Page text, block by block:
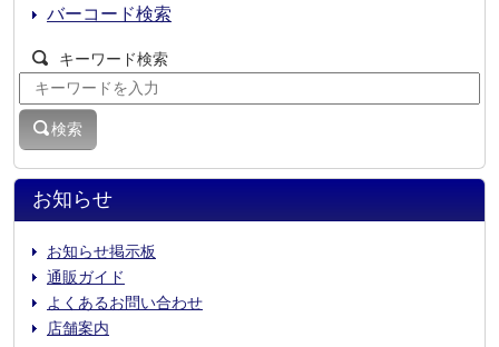
お知らせ
お知らせ掲示板
通販ガイド
よくあるお問い合わせ
店舗案内
バーコード検索
キーワード検索
検索